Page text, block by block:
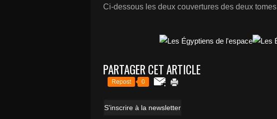
Ci-dessous les deux couvertures des deux tomes
PARTAGER CET ARTICLE
Repost 0
S'inscrire à la newsletter